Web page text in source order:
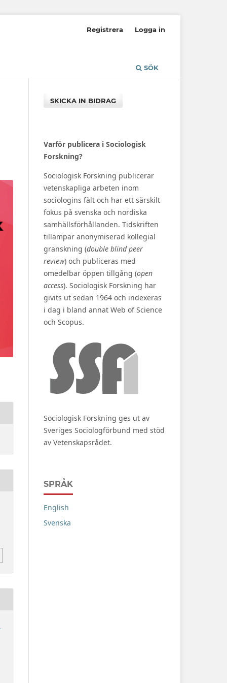
SÖK
Registrera Logga in
SKICKA IN BIDRAG
Varför publicera i Sociologisk
Forskning?
Sociologisk Forskning publicerar
vetenskapliga arbeten inom
sociologins fält och har ett särskilt
fokus på svenska och nordiska
samhällsförhållanden. Tidskriften
tillämpar anonymiserad kollegial
granskning (double blind peer
review) och publiceras med
omedelbar öppen tillgång (open
access). Sociologisk Forskning har
givits ut sedan 1964 och indexeras
i dag i bland annat Web of Science
och Scopus.
Sociologisk Forskning ges ut av
Sveriges Sociologförbund med stöd
av Vetenskapsrådet.
SPRÅK
English
Svenska